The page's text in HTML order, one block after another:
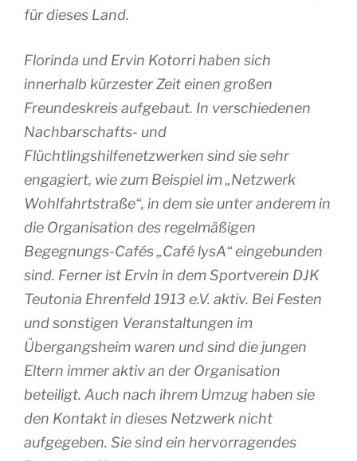
für dieses Land.
Florinda und Ervin Kotorri haben sich
innerhalb kürzester Zeit einen großen
Freundeskreis aufgebaut. In verschiedenen
Nachbarschafts- und
Flüchtlingshilfenetzwerken sind sie sehr
engagiert, wie zum Beispiel im „Netzwerk
Wohlfahrtstraße“, in dem sie unter anderem in
die Organisation des regelmäßigen
Begegnungs-Cafés „Café lysA“ eingebunden
sind. Ferner ist Ervin in dem Sportverein DJK
Teutonia Ehrenfeld 1913 e.V. aktiv. Bei Festen
und sonstigen Veranstaltungen im
Übergangsheim waren und sind die jungen
Eltern immer aktiv an der Organisation
beteiligt. Auch nach ihrem Umzug haben sie
den Kontakt in dieses Netzwerk nicht
aufgegeben. Sie sind ein hervorragendes